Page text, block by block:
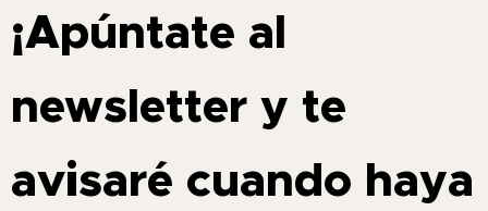
¡Apúntate al
newsletter y te
avisaré cuando haya